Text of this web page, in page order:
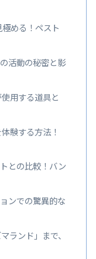
める！ペスト
活動の秘密と影
用する道具と
験する方法！
との比較！バン
ンでの驚異的な
ランド」まで、